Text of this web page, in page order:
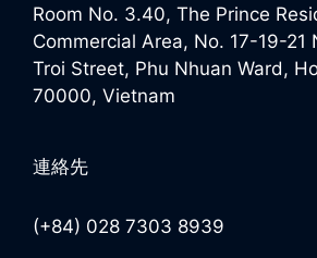
Room No. 3.40, The Prince
Commercial Area, No. 17-19-21
Troi Street, Phu Nhuan Ward,
70000, Vietnam
連絡先
(+84) 028 7303 8939